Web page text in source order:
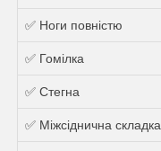
✅ Ноги повністю
✅ Гомілка
✅ Стегна
✅ Міжсіднична складка